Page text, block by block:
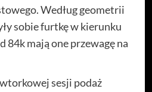
Według geometrii
sobie furtkę w kierunku
84k mają one przewagę na
sesji podaż